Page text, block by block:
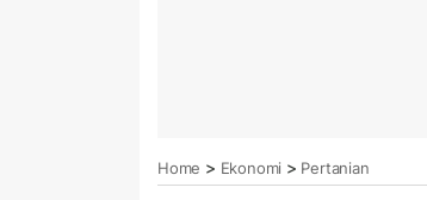
Home > Ekonomi > Pertanian